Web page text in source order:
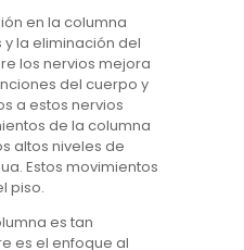
en la columna
la eliminación del
los nervios mejora
del cuerpo y
a estos nervios
de la columna
altos niveles de
Estos movimientos
piso.
es tan
es el enfoque al